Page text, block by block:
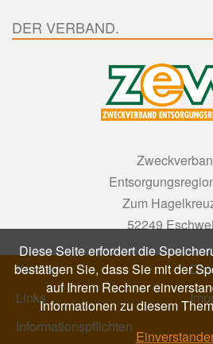
DER VERBAND.
Zum
52249
Kontakt
Links
Informationspflichten
Diese Seite erfordert die
bestätigen Sie, dass Sie mit der
auf Ihrem Rechner
Informationen zu diesem